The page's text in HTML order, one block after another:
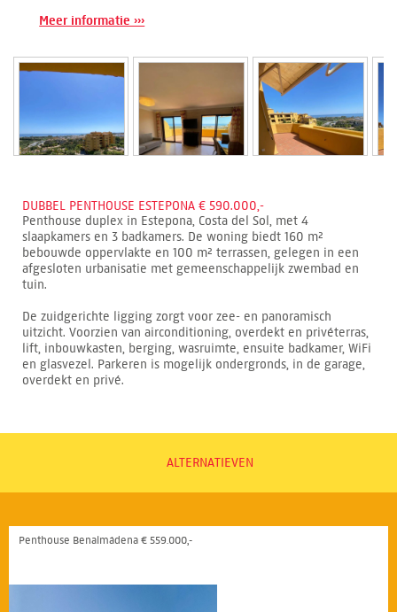
Meer informatie ›››
DUBBEL PENTHOUSE ESTEPONA € 590.000,-
Penthouse duplex in Estepona, Costa del Sol, met 4
slaapkamers en 3 badkamers. De woning biedt 160 m²
bebouwde oppervlakte en 100 m² terrassen, gelegen in een
afgesloten urbanisatie met gemeenschappelijk zwembad en
tuin.
De zuidgerichte ligging zorgt voor zee- en panoramisch
uitzicht. Voorzien van airconditioning, overdekt en privéterras,
lift, inbouwkasten, berging, wasruimte, ensuite badkamer, WiFi
en glasvezel. Parkeren is mogelijk ondergronds, in de garage,
overdekt en privé.
ALTERNATIEVEN
Penthouse Benalmádena € 559.000,-